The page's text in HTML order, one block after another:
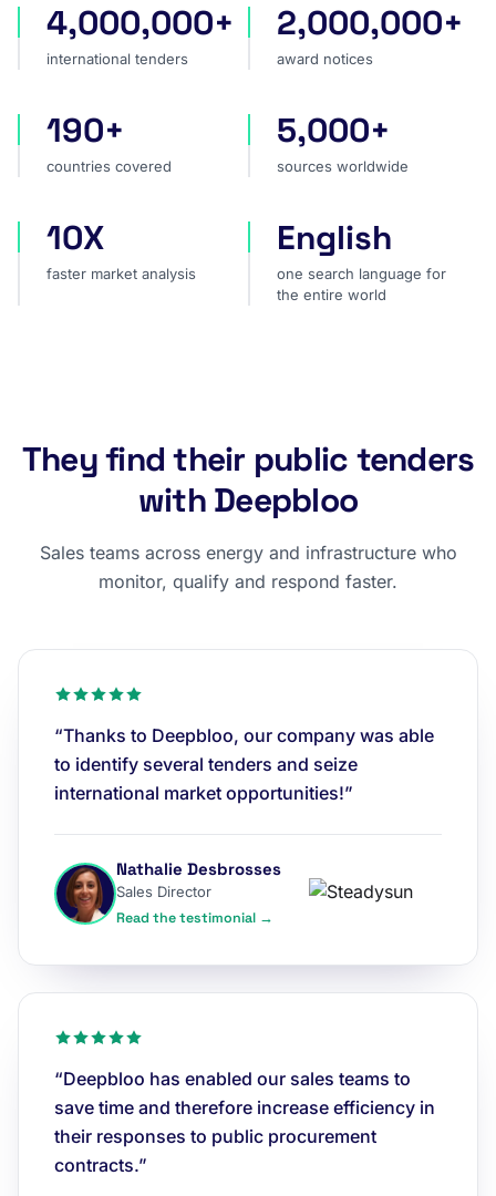
international tenders
4,000,000+
international tenders
award notices
2,000,000+
award notices
countries covered
190+
countries covered
sources worldwide
5,000+
sources worldwide
faster market analysis
10X
faster market analysis
one search language for
English
one search language for
the entire world
They find their public tenders
with Deepbloo
Sales teams across energy and infrastructure who
monitor, qualify and respond faster.
“Thanks to Deepbloo, our company was able
to identify several tenders and seize
international market opportunities!”
Nathalie Desbrosses
Sales Director
Read the testimonial →
“Deepbloo has enabled our sales teams to
save time and therefore increase efficiency in
their responses to public procurement
contracts.”